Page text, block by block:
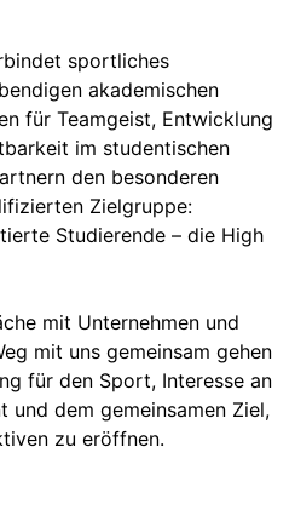
sportliches
akademischen
für Teamgeist, Entwicklung
im studentischen
den besonderen
Zielgruppe:
Studierende – die High
mit Unternehmen und
mit uns gemeinsam gehen
für den Sport, Interesse an
und dem gemeinsamen Ziel,
zu eröffnen.